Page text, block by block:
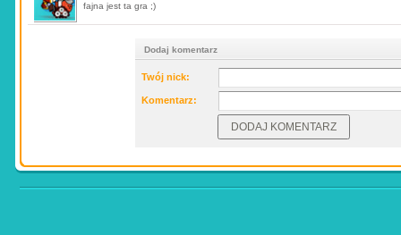
fajna jest ta gra ;)
Dodaj komentarz
Twój nick:
Komentarz: